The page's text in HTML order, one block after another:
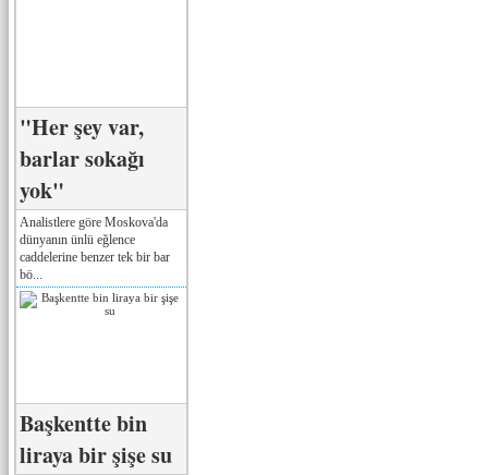
"Her şey var,
barlar sokağı
yok"
Analistlere göre Moskova'da
dünyanın ünlü eğlence
caddelerine benzer tek bir bar
bö...
Başkentte bin
liraya bir şişe su